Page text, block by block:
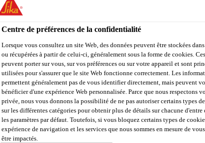
bâtiments
Enduits minéraux Calculateur pour maçonnerie
Centre de préférences de la confidentialité
Lorsque vous consultez un site Web, des données peuvent être stockées
ou récupérées à partir de celui-ci, généralement sous la forme de cookies.
peuvent porter sur vous, sur vos préférences ou sur votre appareil et sont
utilisées pour s'assurer que le site Web fonctionne correctement. Les
permettent généralement pas de vous identifier directement, mais peuvent
bénéficier d'une expérience Web personnalisée. Parce que nous respectons
privée, nous vous donnons la possibilité de ne pas autoriser certains types
sur les différentes catégories pour obtenir plus de détails sur chacune
les paramètres par défaut. Toutefois, si vous bloquez certains types de
expérience de navigation et les services que nous sommes en mesure de
être impactés.